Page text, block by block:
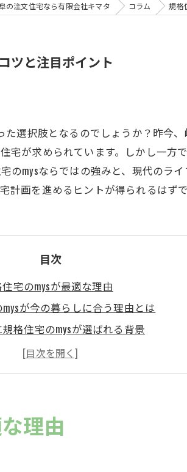
の注文住宅なら有限会社キマタ コラム 規格
ツと注目ポイント
選択肢となるのでしょうか？昨今
が求められています。しかし一方
mysならではの強みと、現代のラ
画を進めるヒントが得られるはずで
目次
宅のmysが最適な理由
が今の暮らしに合う理由とは
格住宅のmysが選ばれる背景
住宅が叶える住まいの快適性
格住宅のmysを選ぶポイント
びなら規格住宅のmysを検討しよう
が提案する新しい住まい方
理由